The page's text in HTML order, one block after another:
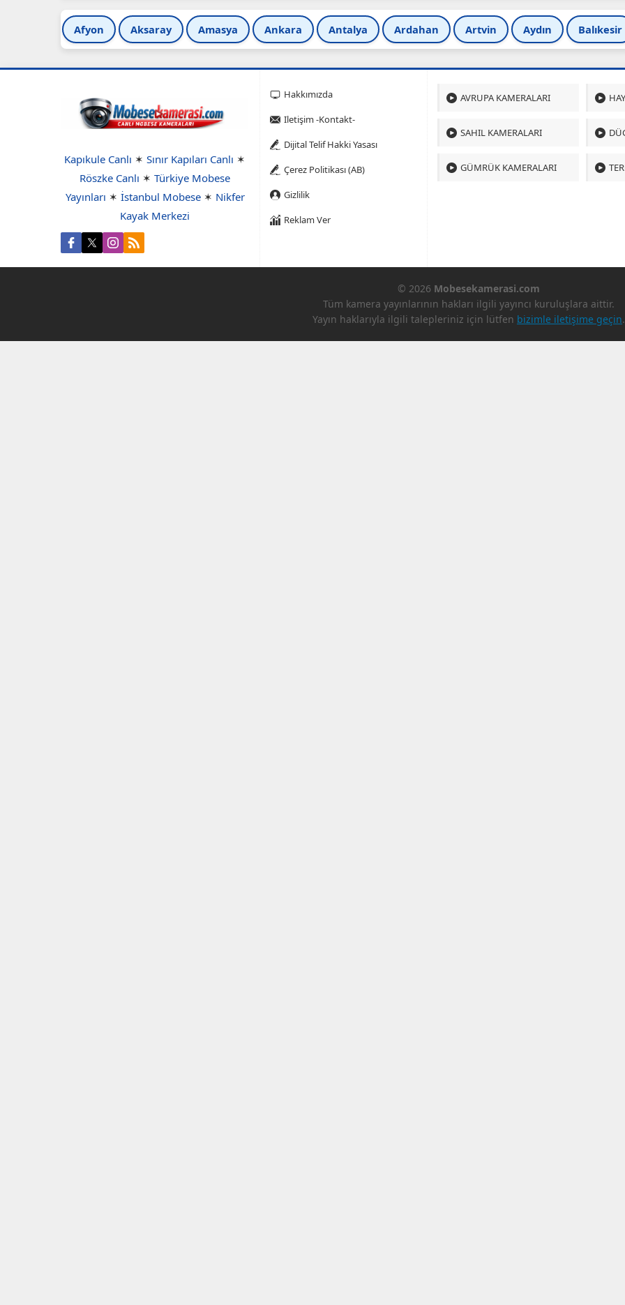
Afyon Aksaray Amasya Ankara Antalya Ardahan Artvin Aydın Balıkesir
Kapıkule Canlı ✶ Sınır Kapıları Canlı ✶
Röszke Canlı ✶ Türkiye Mobese
Yayınları ✶ İstanbul Mobese✶ Nikfer
Kayak Merkezi
Hakkımızda
Iletişim -Kontakt-
Dijital Telif Hakki Yasası
Çerez Politikası (AB)
Gizlilik
Reklam Ver
AVRUPA KAMERALARI
SAHIL KAMERALARI
GÜMRÜK KAMERALARI
© 2026 Mobesekamerasi.com
Tüm kamera yayınlarının hakları ilgili yayıncı kuruluşlara aittir.
Yayın haklarıyla ilgili talepleriniz için lütfen bizimle iletişime geçin.